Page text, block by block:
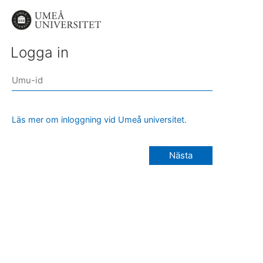
Logga in
Läs mer om inloggning vid Umeå universitet.
Nästa